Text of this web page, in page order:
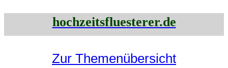
hochzeitsfluesterer.de
Zur Themenübersicht